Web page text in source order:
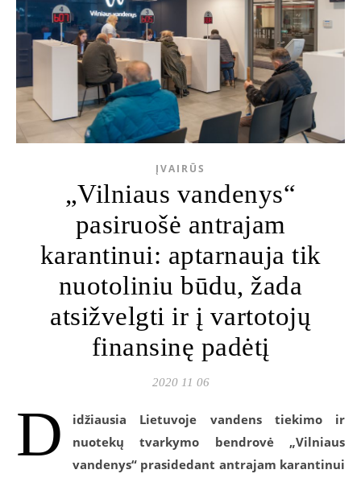
ĮVAIRŪS
„Vilniaus vandenys“
pasiruošė antrajam
karantinui: aptarnauja tik
nuotoliniu būdu, žada
atsižvelgti ir į vartotojų
finansinę padėtį
2020 11 06
D
idžiausia Lietuvoje vandens tiekimo ir
nuotekų tvarkymo bendrovė „Vilniaus
vandenys“ prasidedant antrajam karantinui